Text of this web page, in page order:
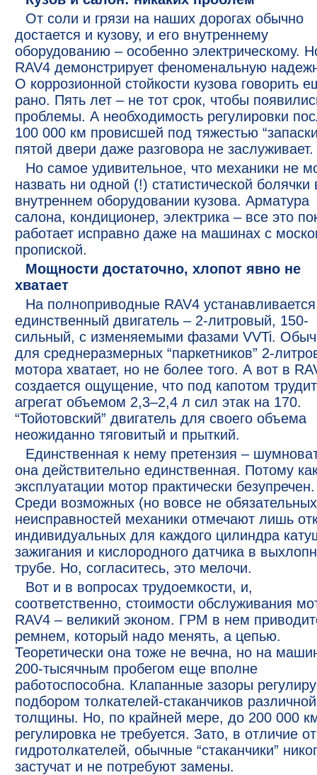
От соли и грязи на наших дорогах обычно
достается и кузову, и его внутреннему
оборудованию – особенно электрическому.
RAV4 демонстрирует феноменальную
О коррозионной стойкости кузова говорить
рано. Пять лет – не тот срок, чтобы
проблемы. А необходимость регулировки
100 000 км провисшей под тяжестью
пятой двери даже разговора не заслуживает.
Но самое удивительное, что механики не
назвать ни одной (!) статистической болячки
внутреннем оборудовании кузова. Арматура
салона, кондиционер, электрика – все это
работает исправно даже на машинах с
пропиской.
Мощности достаточно, хлопот явно не
хватает
На полноприводные RAV4 устанавливается
единственный двигатель – 2-литровый, 150-
сильный, с изменяемыми фазами VVTi.
для среднеразмерных “паркетников” 2-
мотора хватает, но не более того. А вот в
создается ощущение, что под капотом
агрегат объемом 2,3–2,4 л сил этак на 170.
“Тойотовский” двигатель для своего объема
неожиданно тяговитый и прыткий.
Единственная к нему претензия –
она действительно единственная. Потому
эксплуатации мотор практически безупречен.
Среди возможных (но вовсе не
неисправностей механики отмечают лишь
индивидуальных для каждого цилиндра
зажигания и кислородного датчика в
трубе. Но, согласитесь, это мелочи.
Вот и в вопросах трудоемкости, и,
соответственно, стоимости обслуживания
RAV4 – великий эконом. ГРМ в нем
ремнем, который надо менять, а цепью.
Теоретически она тоже не вечна, но на
200-тысячным пробегом еще вполне
работоспособна. Клапанные зазоры
подбором толкателей-стаканчиков различной
толщины. Но, по крайней мере, до 200 000
регулировка не требуется. Зато, в отличие от
гидротолкателей, обычные “стаканчики”
застучат и не потребуют замены.